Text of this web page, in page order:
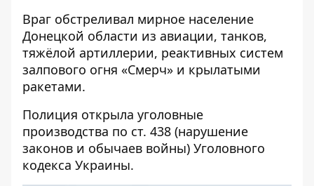
Враг обстреливал мирное население
Донецкой области из авиации, танков,
тяжёлой артиллерии, реактивных систем
залпового огня «Смерч» и крылатыми
ракетами.
Полиция открыла уголовные
производства по ст. 438 (нарушение
законов и обычаев войны) Уголовного
кодекса Украины.